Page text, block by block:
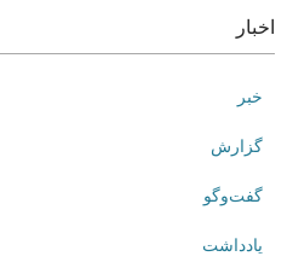
اخبار
خبر
گزارش
گفت‌وگو
یادداشت